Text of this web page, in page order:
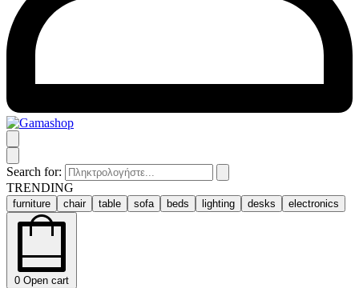
Search for:
TRENDING
furniture chair table sofa beds lighting desks electronics
0 Open cart